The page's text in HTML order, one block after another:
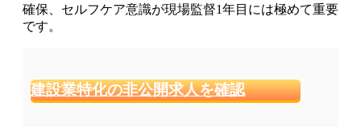
確保、セルフケア意識が現場監督1年目には極めて重要
です。
建設業特化の非公開求人を確認